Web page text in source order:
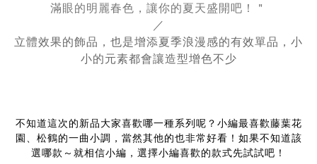
滿眼的明麗春色，讓你的夏天盛開吧！＂
／
立體效果的飾品，也是增添夏季浪漫感的有效單品，小
小的元素都會讓造型增色不少
不知道這次的新品大家喜歡哪一種系列呢？小編最喜歡藤葉花
園、松鶴的一曲小調，當然其他的也非常好看！如果不知道該
選哪款～就相信小編，選擇小編喜歡的款式先試試吧！